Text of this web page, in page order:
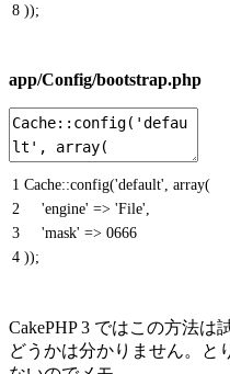
8 ));
app/Config/bootstrap.php
1
2
3
4
Cache::config('default' array(
'engine' => 'File'
'mask' => 0666
));
CakePHP 3 ではこの方法
どうかは分かりません。と